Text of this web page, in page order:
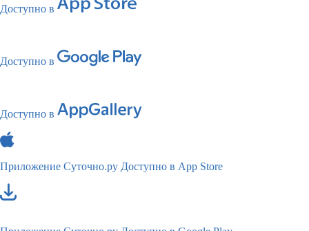
Доступно в
Доступно в